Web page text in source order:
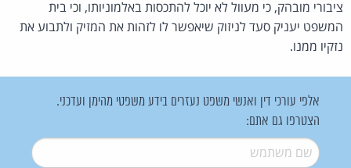
ציבורי מובהק, כי מעוול לא יוכל להתכסות באלמוניותו, וכי בית
המשפט יעניק סעד לניזוק שיאפשר לו לזהות את המזיק ולתבוע את
נזקיו ממנו.
אלפי עורכי דין ואנשי משפט נעזרים בידע משפטי מהימן ועדכני.
הצטרפו גם אתם:
שם משתמש*